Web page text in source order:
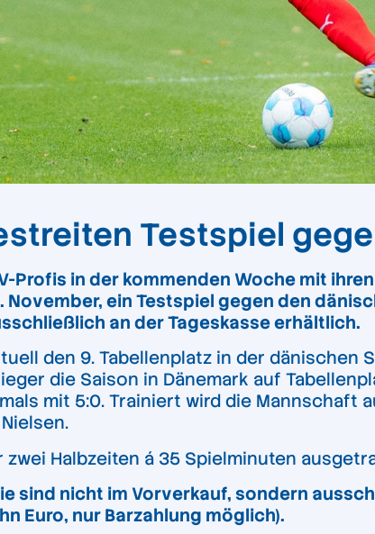
Testspiel
Profis in der kommenden Woche mit
ein Testspiel gegen den
an der Tageskasse erhältlich.
den 9. Tabellenplatz in der dänischen
die Saison in Dänemark auf
mit 5:0. Trainiert wird die Mannschaft
zwei Halbzeiten á 35 Spielminuten
sind nicht im Vorverkauf, sondern
Euro, nur Barzahlung möglich).